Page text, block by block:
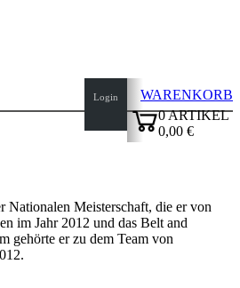
Login
WARENKORB
0ARTIKEL
0,00 €
Nationalen Meisterschaft, die er von
im Jahr 2012 und das Belt and
gehörte er zu dem Team von